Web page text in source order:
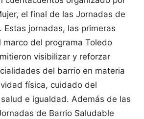
el final de las Jornadas de
Estas jornadas, las primeras
marco del programa Toledo
visibilizar y reforzar
del barrio en materia
física, cuidado del
e igualdad. Además de las
de Barrio Saludable